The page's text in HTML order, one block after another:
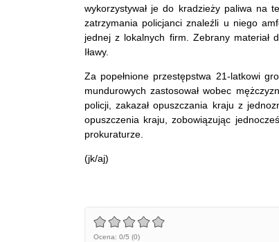
wykorzystywał je do kradzieży paliwa na
zatrzymania policjanci znaleźli u niego
jednej z lokalnych firm. Zebrany materiał
Iławy.
Za popełnione przestępstwa 21-latkowi
mundurowych zastosował wobec
policji, zakazał opuszczania kraju z
opuszczenia kraju, zobowiązując
prokuraturze.
(jk/aj)
Ocena: 0/5 (0)